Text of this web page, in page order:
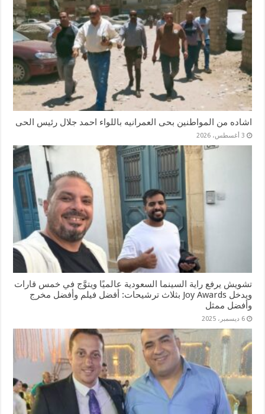
اشاده من المواطنين بحى العمرانيه باللواء احمد جلال رئيس الحى
3 أغسطس، 2026
تشويش يرفع راية السينما السعودية عالميًا ويتوَّج في خمس قارات
ويدخل Joy Awards بثلاث ترشيحات: أفضل فيلم وأفضل مخرج
وأفضل ممثل
6 ديسمبر، 2025